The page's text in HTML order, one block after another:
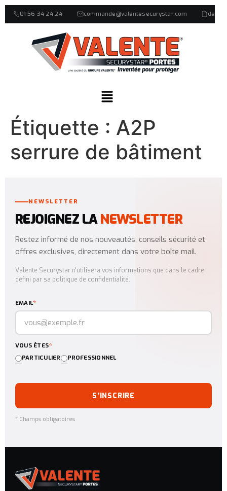
01 56 34 24 24 commande@valentesecurystar.com
Étiquette : A2P
serrure de bâtiment
NEWSLETTER
REJOIGNEZ LANEWSLETTER
Restez informé de nos nouveautés, conseils sécurité et
offres exclusives, directement dans votre boîte mail.
Valente Securystar n'utilisera vos informations que dans le cadre
défini par sa politique de confidentialité.
EMAIL*
VOUS ÊTES*
PARTICULIER PROFESSIONNEL
S'INSCRIRE
* Champs obligatoires